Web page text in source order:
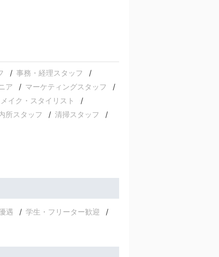
事務・経理スタッフ
ア
マーケティングスタッフ
イク・スタイリスト
所スタッフ
清掃スタッフ
遇
学生・フリーター歓迎